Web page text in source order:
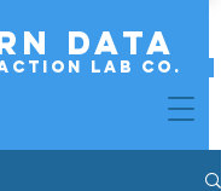
Lab Co.
DATA